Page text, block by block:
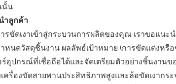
นั้น
ำลูกค้า
ขัดเงาเข้าสู่กระบวนการผลิตของคุณ เราขอแนะน
หนดวัสดุชิ้นงาน ผลลัพธ์เป้าหมาย (การขัดแต่งหรื
อุปกรณ์ที่เชื่อถือได้และจัดเตรียมตัวอย่างชิ้นงา
ครื่องขัดสายพานประสิทธิภาพสูงและล้อขัดเงากระ